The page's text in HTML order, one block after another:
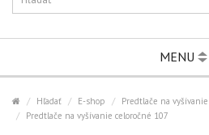
MENU
Hľadať E-shop Predtlače na vyšívanie
Predtlače na vyšívanie celoročné 107